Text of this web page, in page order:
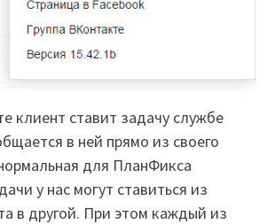
клиент ставит задачу службе
в ней прямо из своего
для ПланФикса
у нас могут ставиться из
в другой. При этом каждый из